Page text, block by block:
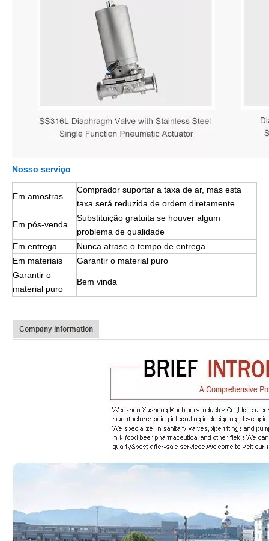
Nosso serviço
Em amostras
Comprador suportar a taxa de ar, mas esta
taxa será reduzida de ordem diretamente
Em pós-venda
Substituição gratuita se houver algum
problema de qualidade
Em entrega
Nunca atrase o tempo de entrega
Em materiais
Garantir o material puro
Garantir o
material puro
Bem vinda